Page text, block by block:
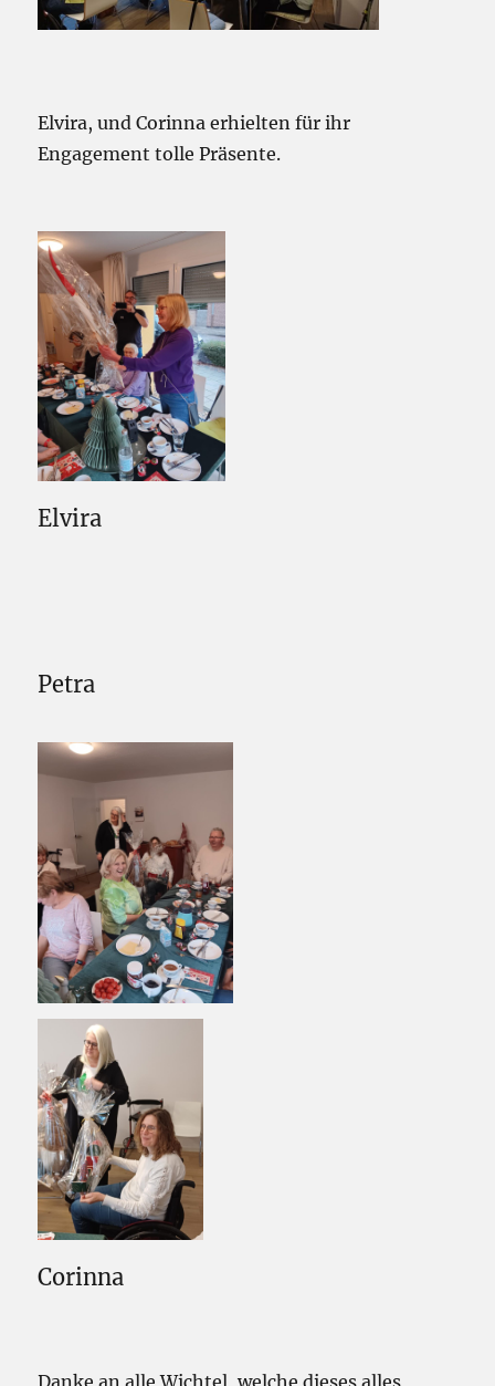
Elvira, und Corinna erhielten für ihr
Engagement tolle Präsente.
Elvira
Petra
Corinna